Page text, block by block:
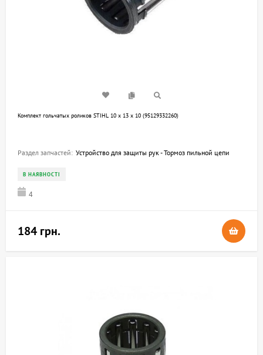
Комплект гольчатых роликов STIHL 10 х 13 х 10 (95129332260)
Раздел запчастей: Устройство для защиты рук - Тормоз пильной цепи
В НАЯВНОСТІ
4
184 грн.